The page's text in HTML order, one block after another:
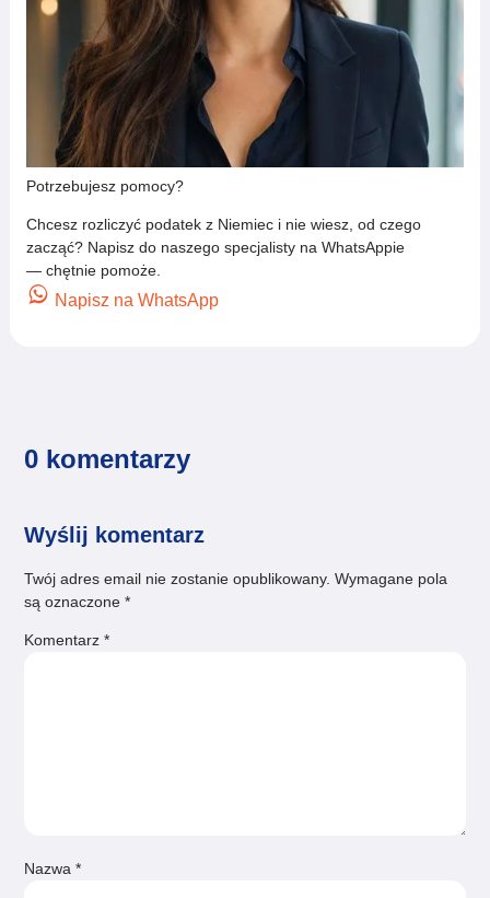
Potrzebujesz pomocy?
Chcesz rozliczyć podatek z Niemiec i nie wiesz, od czego
zacząć? Napisz do naszego specjalisty na WhatsAppie
— chętnie pomoże.
Napisz na WhatsApp
0 komentarzy
Wyślij komentarz
Twój adres email nie zostanie opublikowany. Wymagane pola
są oznaczone*
Komentarz*
Nazwa*